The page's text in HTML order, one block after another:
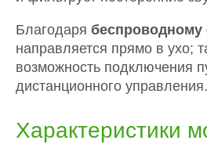
Благодаря
направляется прямо в ухо;
возможность подключения
дистанционного управления.
Характеристики